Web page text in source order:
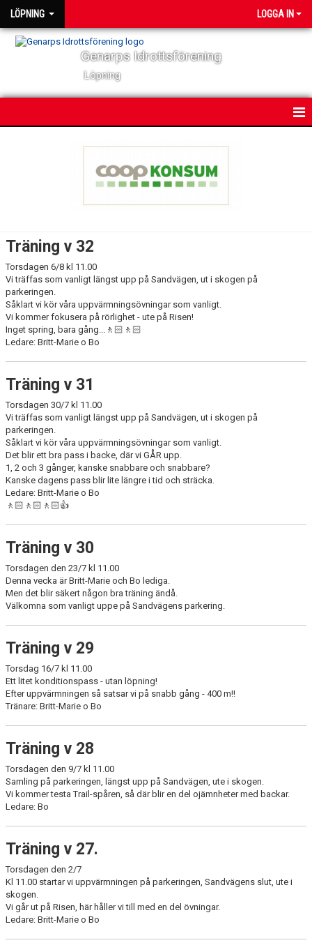
LÖPNING LOGGA IN
Genarps Idrottsförening
Löpning
VÅRA LÖPARE
POWER 60
KONTAKT
INTERNA TÄVLINGAR
GIFT GENARPS IF TRAIL 2026
ANMÄLAN TILL LÖPGRUPPEN
Träning v 32
Torsdagen 6/8 kl 11.00
Vi träffas som vanligt längst upp på Sandvägen, ut i skogen på
parkeringen.
Såklart vi kör våra uppvärmningsövningar som vanligt.
Vi kommer fokusera på rörlighet - ute på Risen!
Inget spring, bara gång...🚶🏻🚶🏻
Ledare: Britt-Marie o Bo
Träning v 31
Torsdagen 30/7 kl 11.00
Vi träffas som vanligt längst upp på Sandvägen, ut i skogen på
parkeringen.
Såklart vi kör våra uppvärmningsövningar som vanligt.
Det blir ett bra pass i backe, där vi GÅR upp.
1, 2 och 3 gånger, kanske snabbare och snabbare?
Kanske dagens pass blir lite längre i tid och sträcka.
Ledare: Britt-Marie o Bo
🚶🏻🚶🏻🚶🏻👍
Träning v 30
Torsdagen den 23/7 kl 11.00
Denna vecka är Britt-Marie och Bo lediga.
Men det blir säkert någon bra träning ändå.
Välkomna som vanligt uppe på Sandvägens parkering.
Träning v 29
Torsdag 16/7 kl 11.00
Ett litet konditionspass - utan löpning!
Efter uppvärmningen så satsar vi på snabb gång - 400 m!!
Tränare: Britt-Marie o Bo
Träning v 28
Torsdagen den 9/7 kl 11.00
Samling på parkeringen, längst upp på Sandvägen, ute i skogen.
Vi kommer testa Trail-spåren, så där blir en del ojämnheter med backar.
Ledare: Bo
Träning v 27.
Torsdagen den 2/7
Kl 11.00 startar vi uppvärmningen på parkeringen, Sandvägens slut, ute i
skogen.
Vi går ut på Risen, här håller vi till med en del övningar.
Ledare: Britt-Marie o Bo